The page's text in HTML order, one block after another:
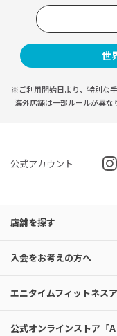
世
※ご利用開始日より、特別な
海外店舗は一部ルールが異な
公式アカウント
店舗を探す
入会をお考えの方へ
エニタイムフィットネス
公式オンラインストア「